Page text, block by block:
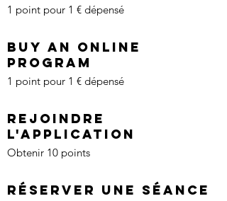
1 point pour 1 € dépensé
Buy an online
program
1 point pour 1 € dépensé
Rejoindre
l'application
Obtenir 10 points
Réserver une Séance